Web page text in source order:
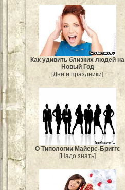
Как удивить близких людей на
Новый Год
[Дни и праздники]
О Типологии Майерс-Бриггс
[Надо знать]